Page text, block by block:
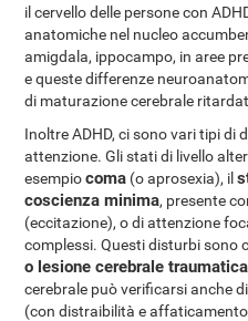
il cervello delle persone con
anatomiche nel nucleo
amigdala, ippocampo, in aree
e queste differenze
di maturazione cerebrale
Inoltre ADHD, ci sono vari tipi
attenzione. Gli stati di livello
esempiocoma (o aprosexia), il
coscienza minima, presente
(eccitazione), o di attenzione
complessi. Questi disturbi sono
o lesione cerebrale
cerebrale può verificarsi anche
(con distraibilità e